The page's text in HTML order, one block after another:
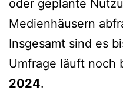
oder geplante
Medienhäusern
Insgesamt sind es
Umfrage läuft noch
2024.